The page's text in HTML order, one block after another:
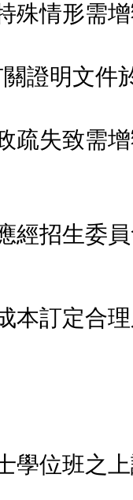
殊情形需
證明文件
疏失致需
經招生委
本訂定合
學位班之